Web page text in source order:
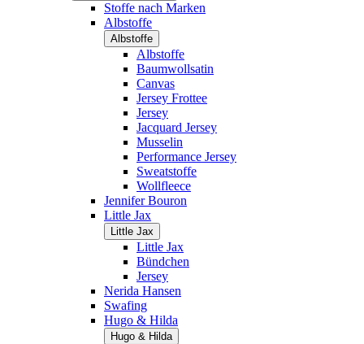
Stoffe nach Marken
Albstoffe
Albstoffe
Albstoffe
Baumwollsatin
Canvas
Jersey Frottee
Jersey
Jacquard Jersey
Musselin
Performance Jersey
Sweatstoffe
Wollfleece
Jennifer Bouron
Little Jax
Little Jax
Little Jax
Bündchen
Jersey
Nerida Hansen
Swafing
Hugo & Hilda
Hugo & Hilda